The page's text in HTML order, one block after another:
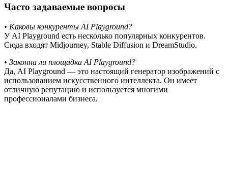
Часто задаваемые вопросы
• Каковы конкуренты AI Playground?
У AI Playground есть несколько популярных конкурентов.
Сюда входят Midjourney, Stable Diffusion и DreamStudio.
• Законна ли площадка AI Playground?
Да, AI Playground — это настоящий генератор изображений с
использованием искусственного интеллекта. Он имеет
отличную репутацию и используется многими
профессионалами бизнеса.